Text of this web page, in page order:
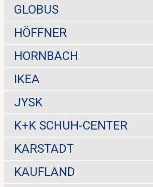
GLOBUS
HÖFFNER
HORNBACH
IKEA
JYSK
K+K SCHUH-CENTER
KARSTADT
KAUFLAND